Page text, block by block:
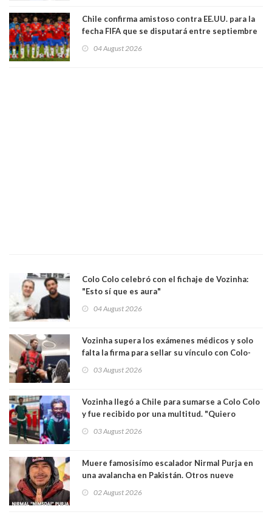
Chile confirma amistoso contra EE.UU. para la
fecha FIFA que se disputará entre septiembre
04 August 2026
Colo Colo celebró con el fichaje de Vozinha:
"Esto sí que es aura"
04 August 2026
Vozinha supera los exámenes médicos y solo
falta la firma para sellar su vínculo con Colo-
03 August 2026
Vozinha llegó a Chile para sumarse a Colo Colo
y fue recibido por una multitud. "Quiero
hinchas"
03 August 2026
Muere famosisímo escalador Nirmal Purja en
una avalancha en Pakistán. Otros nueve
02 August 2026